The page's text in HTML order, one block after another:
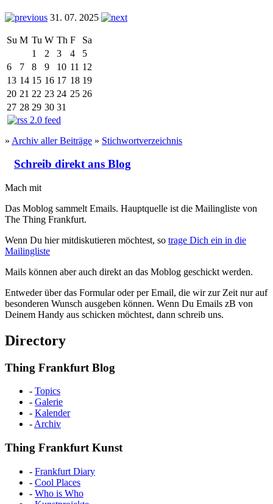
31. 07. 2025
Su M Tu W Th F
Sa
1
2 3 4
5
6
7 8 9 10 11 12
13 14 15 16 17 18 19
20 21 22 23 24 25 26
27 28 29 30 31
» Archiv aller Beiträge » Stichwortverzeichnis
Schreib direkt ans Blog
Mach mit
Das Moblog sammelt Emails. Hauptquelle ist die Mailingliste von
The Thing Frankfurt.
Wenn Du hier mitdiskutieren möchtest, so trage Dich ein in die
Mailingliste
Mails können aber auch direkt an das Moblog geschickt werden.
Entweder über das Formular oder per Email, die wir zur Zeit nur auf
besonderen Wunsch ausgeben können. Wenn Du Emails zB von
Deinem Handy aus schicken möchtest, dann schreib uns.
Directory
Thing Frankfurt Blog
- Topics
- Galerie
- Kalender
-Archiv
Thing Frankfurt Kunst
- Frankfurt Diary
- Cool Places
- Who is Who